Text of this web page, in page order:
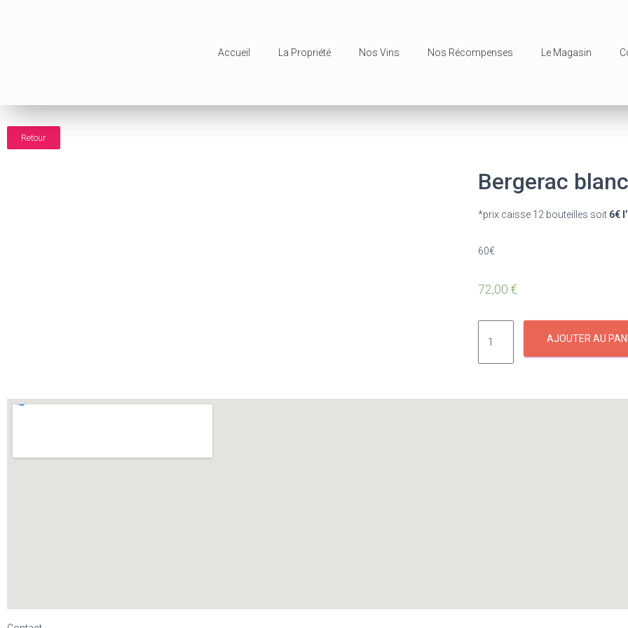
Accueil La Propriété Nos Vins Nos Récompenses Le Magasin
Retour
Bergerac
*prix caisse 12 bouteilles soit 6€
60€
72,00 €
AJOUTER AU